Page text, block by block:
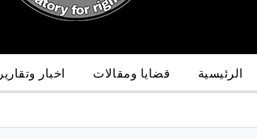
الرئيسية قضايا ومقالات اخبار وتقارير